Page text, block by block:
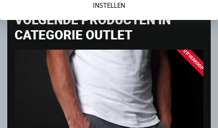
INSTELLEN
VOLGENDE PRODUCTEN IN
CATEGORIE OUTLET
UITVERKOOP